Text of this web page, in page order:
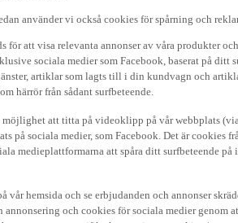
använder vi också cookies för spårning och
för att visa relevanta annonser av våra produkter
sociala medier som Facebook, baserat på ditt
artiklar som lagts till i din kundvagn och
härrör från sådant surfbeteende.
att titta på videoklipp på vår webbplats
på sociala medier, som Facebook. Det är cookies
medieplattformarna att spåra ditt surfbeteende på
hemsida och se erbjudanden och annonser
och cookies för sociala medier genom